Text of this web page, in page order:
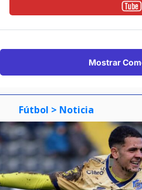
Mostrar
Fútbol > Noticia